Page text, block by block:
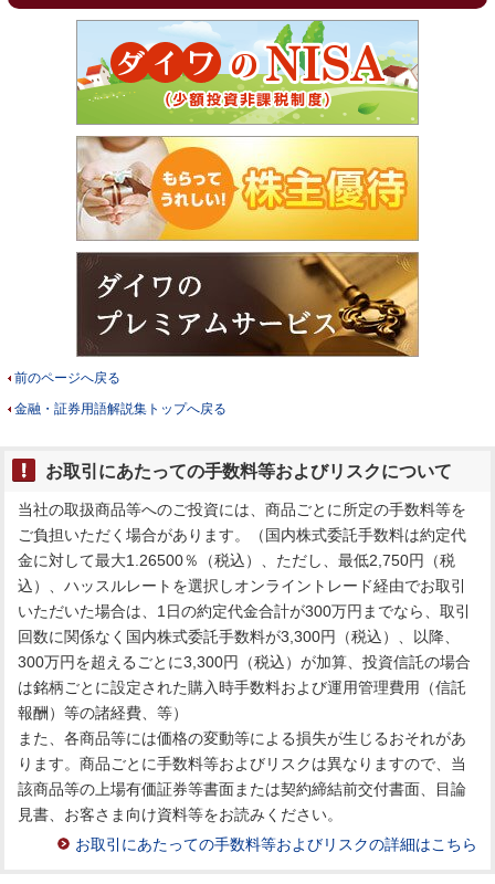
前のページへ戻る
金融・証券用語解説集トップへ戻る
お取引にあたっての手数料等およびリスクについて
当社の取扱商品等へのご投資には、商品ごとに所定の手数料等を
ご負担いただく場合があります。（国内株式委託手数料は約定代
金に対して最大1.26500％（税込）、ただし、最低2,750円（税
込）、ハッスルレートを選択しオンライントレード経由でお取引
いただいた場合は、1日の約定代金合計が300万円までなら、取引
回数に関係なく国内株式委託手数料が3,300円（税込）、以降、
300万円を超えるごとに3,300円（税込）が加算、投資信託の場合
は銘柄ごとに設定された購入時手数料および運用管理費用（信託
報酬）等の諸経費、等）
また、各商品等には価格の変動等による損失が生じるおそれがあ
ります。商品ごとに手数料等およびリスクは異なりますので、当
該商品等の上場有価証券等書面または契約締結前交付書面、目論
見書、お客さま向け資料等をお読みください。
お取引にあたっての手数料等およびリスクの詳細はこちら